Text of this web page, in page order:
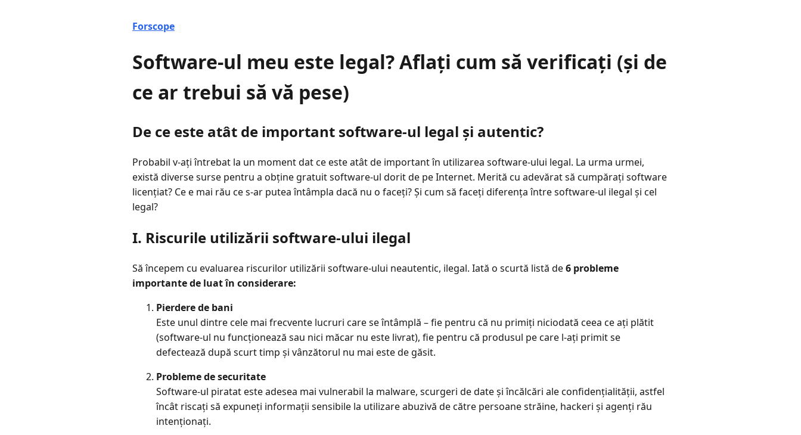
Forscope
Software-ul meu este legal? Aflați cum să verificați (și de
ce ar trebui să vă pese)
De ce este atât de important software-ul legal și autentic?
Probabil v-ați întrebat la un moment dat ce este atât de important în utilizarea software-ului legal. La urma urmei,
există diverse surse pentru a obține gratuit software-ul dorit de pe Internet. Merită cu adevărat să cumpărați software
licențiat? Ce e mai rău ce s-ar putea întâmpla dacă nu o faceți? Și cum să faceți diferența între software-ul ilegal și cel
legal?
I. Riscurile utilizării software-ului ilegal
Să începem cu evaluarea riscurilor utilizării software-ului neautentic, ilegal. Iată o scurtă listă de6 probleme
importante de luat în considerare:
Pierdere de bani
Este unul dintre cele mai frecvente lucruri care se întâmplă – fie pentru că nu primiți niciodată ceea ce ați plătit
(software-ul nu funcționează sau nici măcar nu este livrat), fie pentru că produsul pe care l-ați primit se
defectează după scurt timp și vânzătorul nu mai este de găsit.
Probleme de securitate
Software-ul piratat este adesea mai vulnerabil la malware, scurgeri de date și încălcări ale confidențialității, astfel
încât riscați să expuneți informații sensibile la utilizare abuzivă de către persoane străine, hackeri și agenți rău
intenționați.